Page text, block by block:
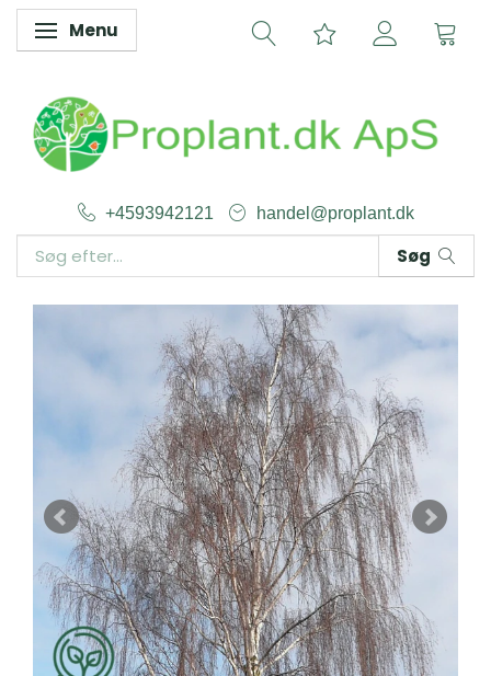
Skifte navigation
Menu
+4593942121 handel@proplant.dk
Søg